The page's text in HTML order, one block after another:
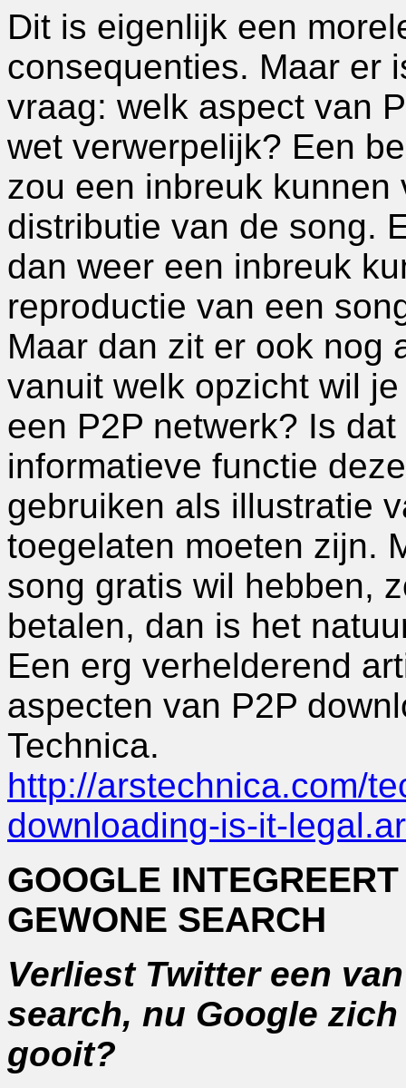
Dit is eigenlijk een
consequenties. Maar er
vraag: welk aspect van
wet verwerpelijk? Een
zou een inbreuk
distributie van de song.
dan weer een inbreuk
reproductie van een
Maar dan zit er ook nog
vanuit welk opzicht wil
een P2P netwerk? Is
informatieve functie
gebruiken als illustratie
toegelaten moeten zijn.
song gratis wil hebben,
betalen, dan is het
Een erg verhelderend
aspecten van P2P
Technica.
http://arstechnica.com/
downloading-is-it-
GOOGLE
GEWONE SEARCH
Verliest Twitter een
search, nu Google
gooit?